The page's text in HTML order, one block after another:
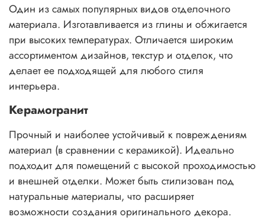
Один из самых популярных видов отделочного
материала. Изготавливается из глины и обжигается
при высоких температурах. Отличается широким
ассортиментом дизайнов, текстур и отделок, что
делает ее подходящей для любого стиля
интерьера.
Керамогранит
Прочный и наиболее устойчивый к повреждениям
материал (в сравнении с керамикой). Идеально
подходит для помещений с высокой проходимостью
и внешней отделки. Может быть стилизован под
натуральные материалы, что расширяет
возможности создания оригинального декора.